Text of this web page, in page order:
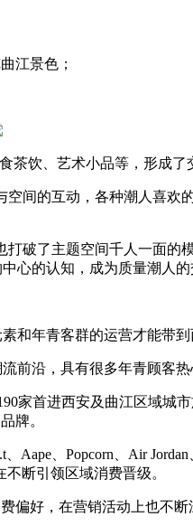
江景色；
饮、艺术小品等，形成了
的互动，各种潮人喜欢
了主题空间千人一面的
心的认知，成为质量潮人的
年青客群的运营才能带到
沿，具有很多年青顾客热
首进西安及曲江区域城市
牌。
、Popcorn、Air
断引领区域消费晋级。
好，在营销活动上也不断